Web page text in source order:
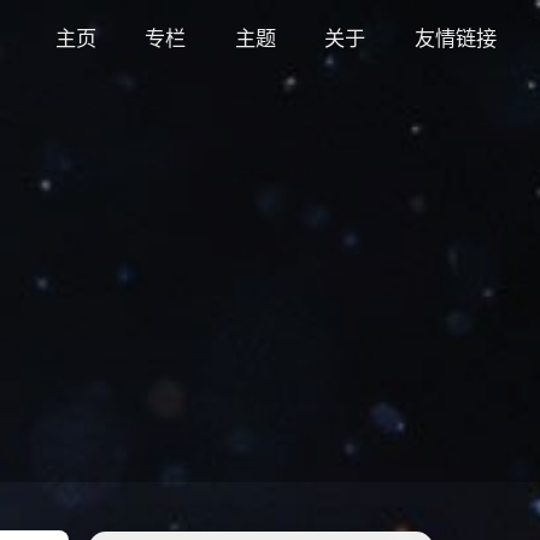
主页 专栏 主题 关于 友情链接